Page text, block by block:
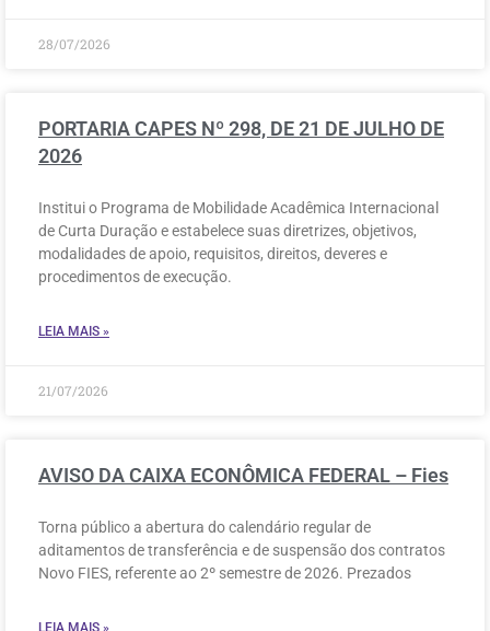
28/07/2026
PORTARIA CAPES Nº 298, DE 21 DE JULHO DE
2026
Institui o Programa de Mobilidade Acadêmica Internacional
de Curta Duração e estabelece suas diretrizes, objetivos,
modalidades de apoio, requisitos, direitos, deveres e
procedimentos de execução.
LEIA MAIS »
21/07/2026
AVISO DA CAIXA ECONÔMICA FEDERAL – Fies
Torna público a abertura do calendário regular de
aditamentos de transferência e de suspensão dos contratos
Novo FIES, referente ao 2º semestre de 2026. Prezados
LEIA MAIS »